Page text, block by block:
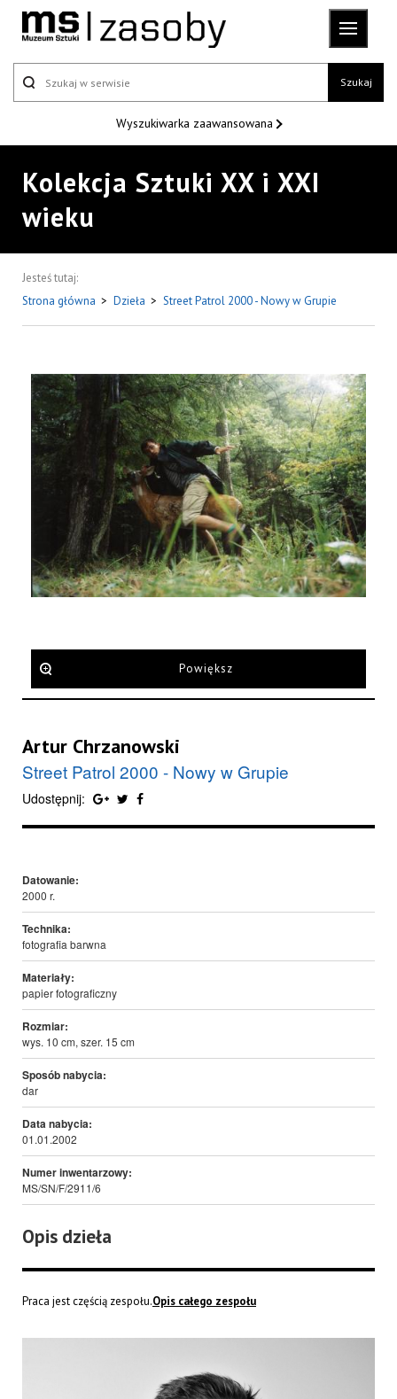
Szukaj
Wyszukiwarka zaawansowana
Kolekcja Sztuki XX i XXI
wieku
Jesteś tutaj:
Strona główna > Dzieła > Street Patrol 2000 - Nowy w Grupie
Powiększ
Artur Chrzanowski
Street Patrol 2000 - Nowy w Grupie
Udostępnij:
Datowanie:
2000 r.
Technika:
fotografia barwna
Materiały:
papier fotograficzny
Rozmiar:
wys. 10 cm, szer. 15 cm
Sposób nabycia:
dar
Data nabycia:
01.01.2002
Numer inwentarzowy:
MS/SN/F/2911/6
Opis dzieła
Praca jest częścią zespołu.Opis całego zespołu